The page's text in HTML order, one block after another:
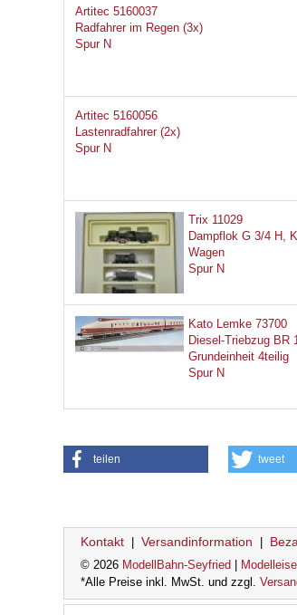
Artitec 5160037
Radfahrer im Regen (3x)
Spur N
Artitec 5160056
Lastenradfahrer (2x)
Spur N
Trix 11029
Dampflok G 3/4 H,
Wagen
Spur N
Kato Lemke 73700
Diesel-Triebzug BR
Grundeinheit 4teilig
Spur N
teilen tweet
Kontakt Versandinformation
© 2026 ModellBahn-Seyfried
*Alle Preise inkl. MwSt. und zzgl.